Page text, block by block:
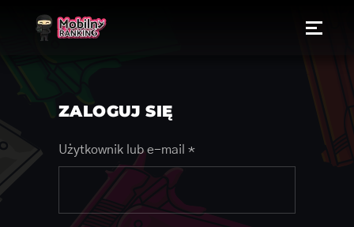
ZALOGUJ SIĘ
Użytkownik lub e-mail *